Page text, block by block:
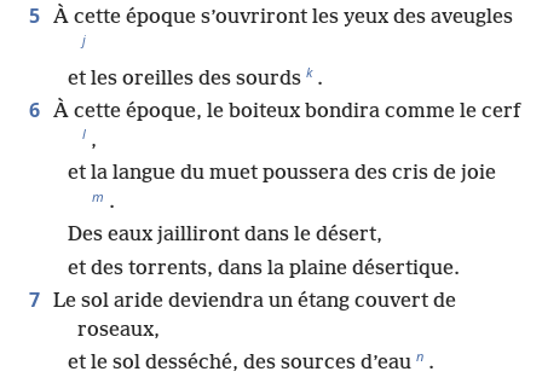
5 À cette époque s’ouvriront les yeux des aveugles
j
et les oreilles des sourds k .
6 À cette époque, le boiteux bondira comme le cerf
l ,
et la langue du muet poussera des cris de joie
m .
Des eaux jailliront dans le désert,
et des torrents, dans la plaine désertique.
7 Le sol aride deviendra un étang couvert de
roseaux,
et le sol desséché, des sources d’eau n .